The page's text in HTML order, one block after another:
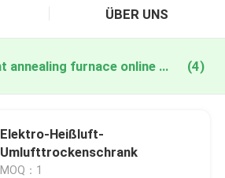
ÜBER UNS
nitrogen bright annealing furnace online manufacture (4)
Elektro-Heißluft-
Umlufttrockenschrank
MOQ：1